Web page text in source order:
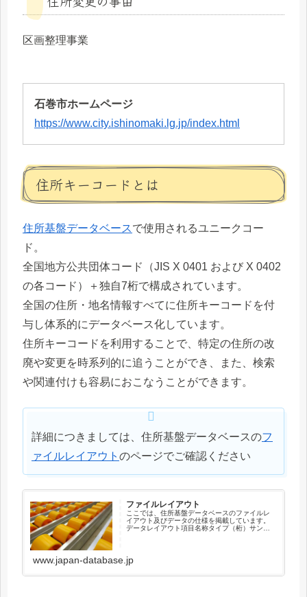
区画整理事業
石巻市ホームページ
https://www.city.ishinomaki.lg.jp/index.html
住所キーコードとは
住所基盤データベースで使用されるユニークコー
ド。
全国地方公共団体コード（JIS X 0401 および X 0402
の各コード）＋独自7桁で構成されています。
全国の住所・地名情報すべてに住所キーコードを付
与し体系的にデータベース化しています。
住所キーコードを利用することで、特定の住所の改
廃や変更を時系列的に追うことができ、また、検索
や関連付けも容易におこなうことができます。
詳細につきましては、住所基盤データベースのフ
ァイルレイアウト のページでご確認ください
ファイルレイアウト
ここでは、住所基盤データベースのファイルレ
イアウト及びデータの仕様を掲載しています。
データレイアウト項目名称タイプ（桁）サンプ
www.japan-database.jp